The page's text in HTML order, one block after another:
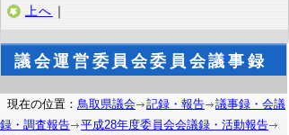
上へ ｜
議会運営委員会委員会議事録
現在の位置： 鳥取県議会 記録・報告
議事録・会議
録・調査報告
平成28年度委員会会議録・活動報告